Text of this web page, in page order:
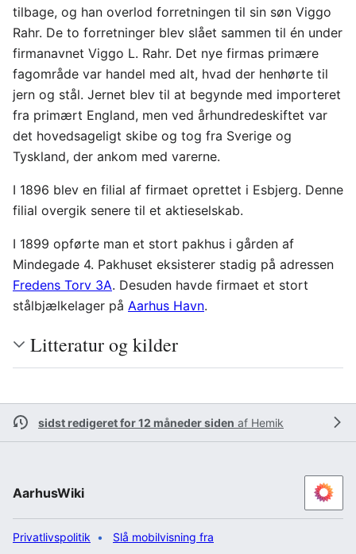
tilbage, og han overlod forretningen til sin søn Viggo
Rahr. De to forretninger blev slået sammen til én under
firmanavnet Viggo L. Rahr. Det nye firmas primære
fagområde var handel med alt, hvad der henhørte til
jern og stål. Jernet blev til at begynde med importeret
fra primært England, men ved århundredeskiftet var
det hovedsageligt skibe og tog fra Sverige og
Tyskland, der ankom med varerne.
I 1896 blev en filial af firmaet oprettet i Esbjerg. Denne
filial overgik senere til et aktieselskab.
I 1899 opførte man et stort pakhus i gården af
Mindegade 4. Pakhuset eksisterer stadig på adressen
Fredens Torv 3A. Desuden havde firmaet et stort
stålbjælkelager på Aarhus Havn.
Litteratur og kilder
sidst redigeret for 12 måneder siden af Hemik
AarhusWiki
Privatlivspolitik Slå mobilvisning fra